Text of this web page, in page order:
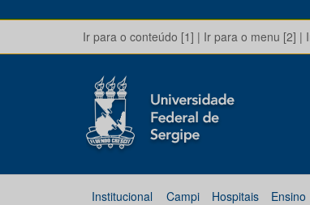
Ir para o conteúdo [1] | Ir para o menu [2] |
Institucional Campi Hospitais Ensino